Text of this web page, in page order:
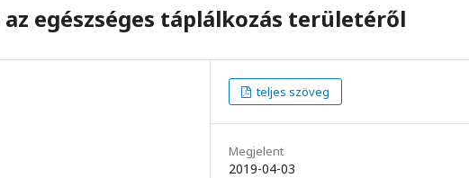
egészséges táplálkozás területéről
teljes szöveg
Megjelent
2019-04-03